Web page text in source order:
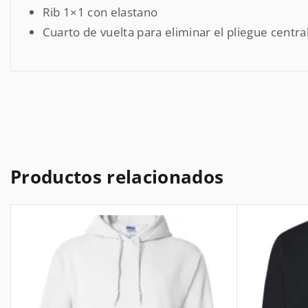
Rib 1×1 con elastano
Cuarto de vuelta para eliminar el pliegue
Productos relacionados